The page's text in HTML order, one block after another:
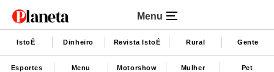
Menu
IstoÉ Dinheiro Revista IstoÉ Rural Gente
Esportes Menu Motorshow Mulher Pet